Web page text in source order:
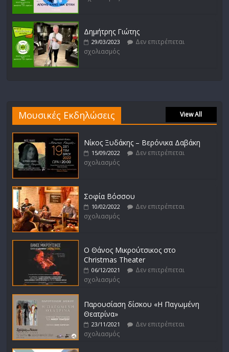
Δημήτρης Γιώτης
29/03/2023
Δεν επιτρέπεται
σχολιασμός
Μουσικές Εκδηλώσεις View All
Νίκος Ξυδάκης – Βερόνικα Δαβάκη
15/09/2022
Δεν επιτρέπεται
σχολιασμός
Σοφία Βόσσου
10/02/2022
Δεν επιτρέπεται
σχολιασμός
Ο Θάνος Μικρούτσικος στο
Christmas Theater
06/12/2021
Δεν επιτρέπεται
σχολιασμός
Παρουσίαση δίσκου «Η Παγωμένη
Θεατρίνα»
23/11/2021
Δεν επιτρέπεται
σχολιασμός